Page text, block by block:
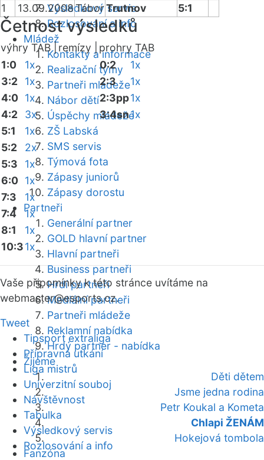
Výsledkový servis
Rozlosování a info
Mládež
Kontakty a informace
Realizační týmy
Partneři mládeže
Nábor dětí
Úspěchy mládeže
ZŠ Labská
SMS servis
Týmová fota
Zápasy juniorů
Zápasy dorostu
Partneři
Generální partner
GOLD hlavní partner
Hlavní partneři
Business partneři
Hrdí partneři
Mediální partneři
Partneři mládeže
Reklamní nabídka
Hrdý partner - nabídka
Žijeme
Děti dětem
Jsme jedna rodina
Petr Koukal a Kometa
Chlapi ŽENÁM
Hokejová tombola
Fanzóna
1
13.09.2008TáborTrutnov 5:1
Četnost výsledků
výhry TAB | remízy |
prohry TAB
1:0
1x
3:2
1x
4:0 1x
4:2
3x
5:1
1x
5:2
2x
5:3
1x
6:0 1x
7:3
1x
7:4
1x
8:1
1x
10:31x
0:2
1x
2:3
1x
2:3pp1x
3:4sn1x
Vaše připomínky k této stránce uvítáme na
webmaster@esports.cz.
Tweet
Tipsport extraliga
Přípravná utkání
Liga mistrů
Univerzitní souboj
Návštěvnost
Tabulka
Výsledkový servis
Rozlosování a info